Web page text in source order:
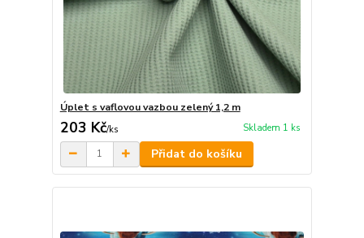
Úplet s vaflovou vazbou zelený 1,2 m
203 Kč/ks Skladem 1 ks
Přidat do košíku